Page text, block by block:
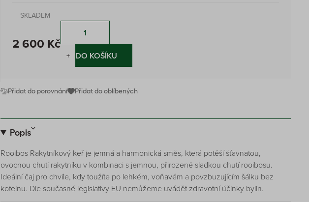
SKLADEM
2 600 Kč
−
+ DO KOŠÍKU
Přidat do porovnání Přidat do oblíbených
Popis
Rooibos Rakytníkový keř je jemná a harmonická směs, která potěší šťavnatou,
ovocnou chutí rakytníku v kombinaci s jemnou, přirozeně sladkou chutí rooibosu.
Ideální čaj pro chvíle, kdy toužíte po lehkém, voňavém a povzbuzujícím šálku bez
kofeinu. Dle současné legislativy EU nemůžeme uvádět zdravotní účinky bylin.